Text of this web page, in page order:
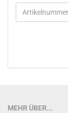
GEBEN
SIE
MEHR ÜBER...